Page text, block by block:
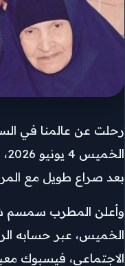
رحلت عن عالمنا في
بعد صراع طويل مع
وأعلن المطرب سمسم
الخميس، عبر حسابه
الاجتماعي، فيسبوك